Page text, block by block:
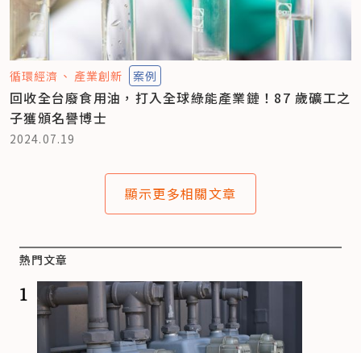
循環經濟 產業創新 案例
回收全台廢食用油，打入全球綠能產業鏈！87 歲礦工之
子獲頒名譽博士
2024.07.19
顯示更多相關文章
熱門文章
1